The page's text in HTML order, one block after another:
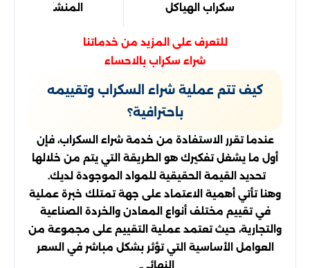
سكراب الهياكل المنشآت
للتعرف على المزيد من خدماتنا
شراء سكراب بالاحساء
كيف تتم عملية شراء السكراب وتقييمه
باحترافية؟
عندما تقرر الاستفادة من خدمة شراء السكراب، فإن
أول ما يشغل تفكيرك هو الطريقة التي يتم من خلالها
تحديد القيمة الحقيقية للمواد الموجودة لديك.
وهنا تأتي أهمية الاعتماد على جهة تمتلك خبرة عملية
في تقييم مختلف أنواع المعادن والخردة الصناعية
والتجارية، حيث تعتمد عملية التقييم على مجموعة من
العوامل الأساسية التي تؤثر بشكل مباشر في السعر
النهائي.